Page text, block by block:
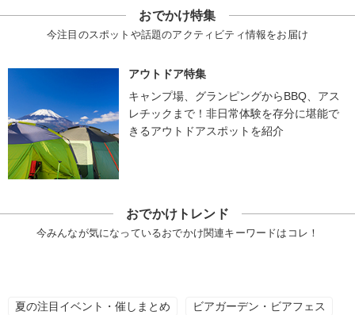
おでかけ特集
今注目のスポットや話題のアクティビティ情報をお届け
アウトドア特集
キャンプ場、グランピングからBBQ、アス
レチックまで！非日常体験を存分に堪能で
きるアウトドアスポットを紹介
おでかけトレンド
今みんなが気になっているおでかけ関連キーワードはコレ！
夏の注目イベント・催しまとめ ビアガーデン・ビアフェス